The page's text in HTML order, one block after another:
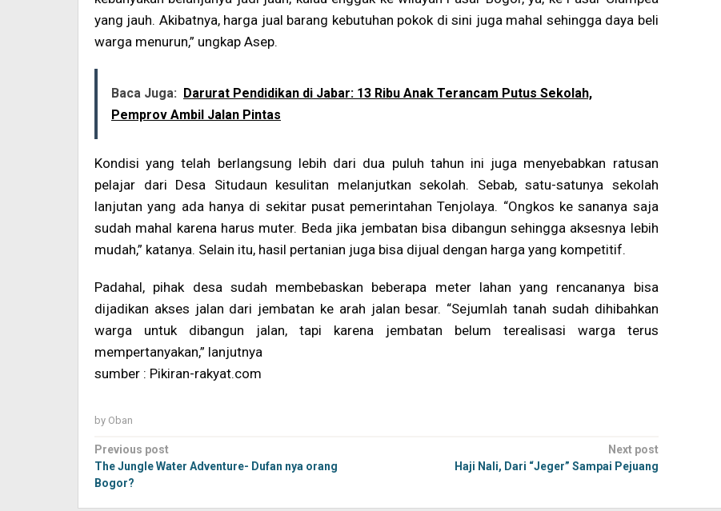
yang jauh. Akibatnya, harga jual barang kebutuhan pokok di sini juga mahal sehingga daya beli
warga menurun,” ungkap Asep.
Baca Juga: Darurat Pendidikan di Jabar: 13 Ribu Anak Terancam Putus Sekolah,
Pemprov Ambil Jalan Pintas
Kondisi yang telah berlangsung lebih dari dua puluh tahun ini juga menyebabkan ratusan
pelajar dari Desa Situdaun kesulitan melanjutkan sekolah. Sebab, satu-satunya sekolah
lanjutan yang ada hanya di sekitar pusat pemerintahan Tenjolaya. “Ongkos ke sananya saja
sudah mahal karena harus muter. Beda jika jembatan bisa dibangun sehingga aksesnya lebih
mudah,” katanya. Selain itu, hasil pertanian juga bisa dijual dengan harga yang kompetitif.
Padahal, pihak desa sudah membebaskan beberapa meter lahan yang rencananya bisa
dijadikan akses jalan dari jembatan ke arah jalan besar. “Sejumlah tanah sudah dihibahkan
warga untuk dibangun jalan, tapi karena jembatan belum terealisasi warga terus
mempertanyakan,” lanjutnya
sumber : Pikiran-rakyat.com
by Oban
Post
navigation
Previous post
The Jungle Water Adventure- Dufan nya orang
Bogor?
Next post
Haji Nali, Dari “Jeger” Sampai Pejuang